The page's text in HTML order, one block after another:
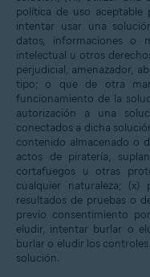
política de uso aceptable
intentar usar una
datos, informaciones o
intelectual u otros
perjudicial, amenazador,
tipo; o que de otra
funcionamiento de la
autorización a una
conectados a dicha
contenido almacenado o
actos de piratería,
cortafuegos u otras
cualquier naturaleza;
resultados de pruebas o
previo consentimiento
eludir, intentar burlar o
burlar o eludir los
solución.